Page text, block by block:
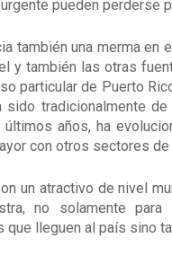
pueden
también una merma
y también las otras
particular de Puerto
sido tradicionalmente
años, ha
con otros sectores de
un atractivo de nivel
no solamente
que lleguen al país sino